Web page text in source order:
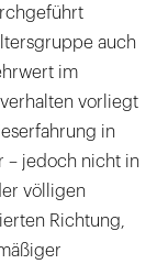
auch
im
vorliegt
in
– jedoch nicht in
völligen
Richtung,